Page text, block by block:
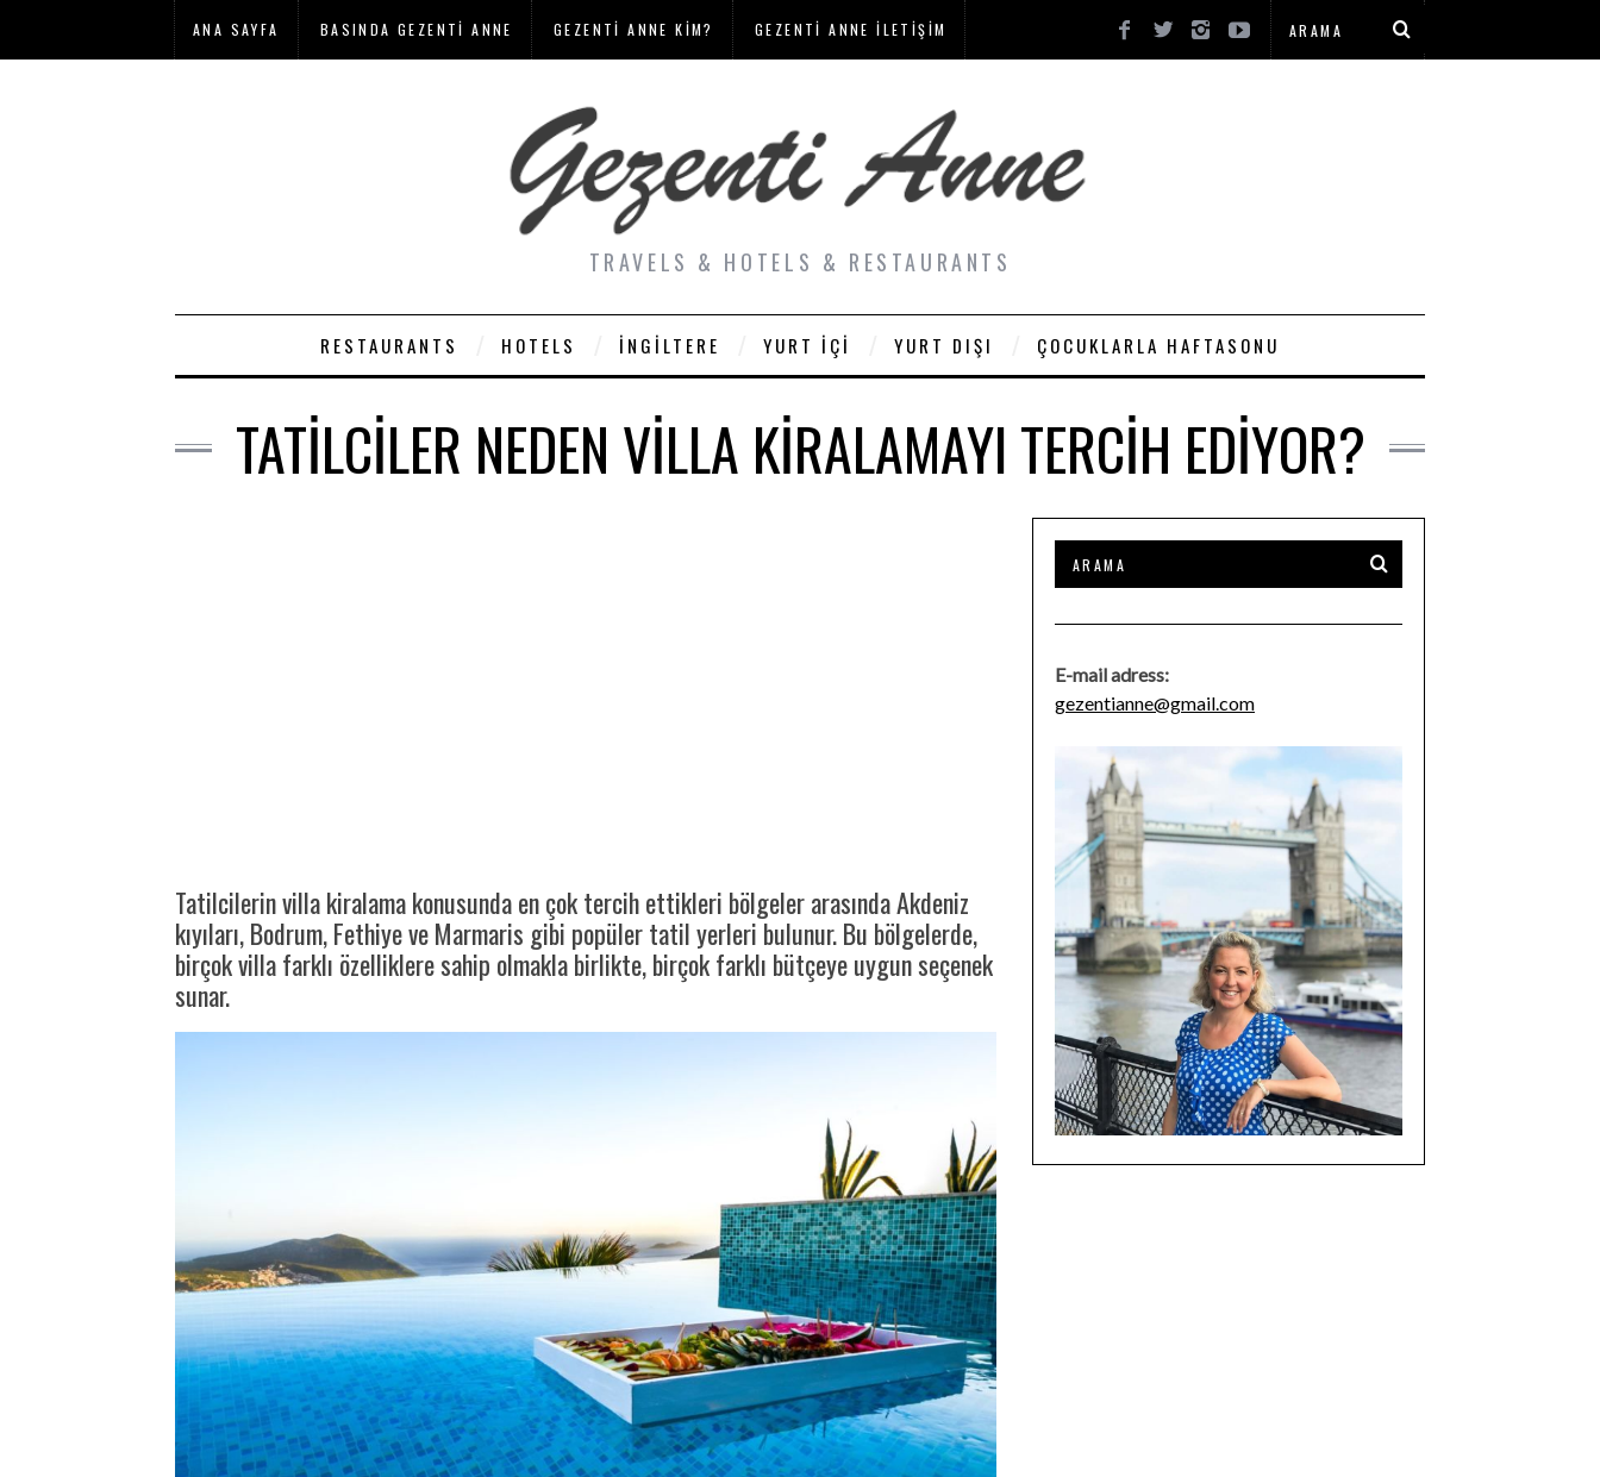
ANA SAYFA BASINDA GEZENTI ANNE GEZENTI ANNE KIM? GEZENTI ANNE İLETIŞIM
TRAVELS & HOTELS & RESTAURANTS
RESTAURANTS HOTELS İNGILTERE YURT İÇI YURT DIŞI ÇOCUKLARLA HAFTASONU
TATILCILER NEDEN VILLA KIRALAMAYI TERCIH EDIYOR?
Tatilcilerin villa kiralama konusunda en çok tercih ettikleri bölgeler arasında Akdeniz
kıyıları, Bodrum, Fethiye ve Marmaris gibi popüler tatil yerleri bulunur. Bu bölgelerde,
birçok villa farklı özelliklere sahip olmakla birlikte, birçok farklı bütçeye uygun seçenek
sunar.
E-mail adress:
gezentianne@gmail.com